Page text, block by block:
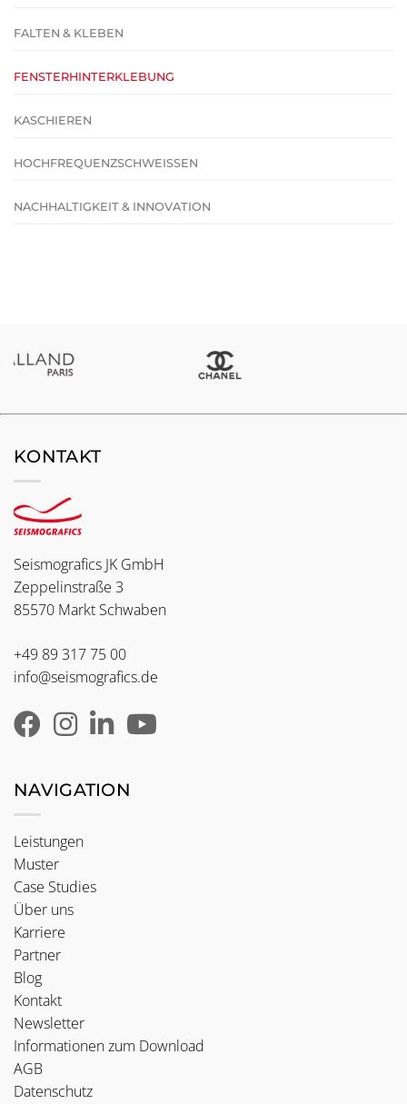
FALTEN & KLEBEN
FENSTERHINTERKLEBUNG
KASCHIEREN
HOCHFREQUENZSCHWEISSEN
NACHHALTIGKEIT & INNOVATION
KONTAKT
Seismografics JK GmbH
Zeppelinstraße 3
85570 Markt Schwaben
+49 89 317 75 00
info@seismografics.de
NAVIGATION
Leistungen
Muster
Case Studies
Über uns
Karriere
Partner
Blog
Kontakt
Newsletter
Informationen zum Download
AGB
Datenschutz